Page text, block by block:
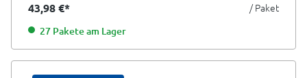
43,98 €* / Paket
27 Pakete am Lager